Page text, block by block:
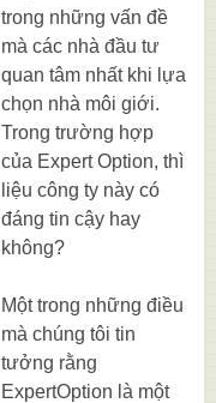
trong những vấn đề
mà các nhà đầu tư
quan tâm nhất khi lựa
chọn nhà môi giới.
Trong trường hợp
của Expert Option, thì
liệu công ty này có
đáng tin cậy hay
không?
Một trong những điều
mà chúng tôi tin
tưởng rằng
ExpertOption là một